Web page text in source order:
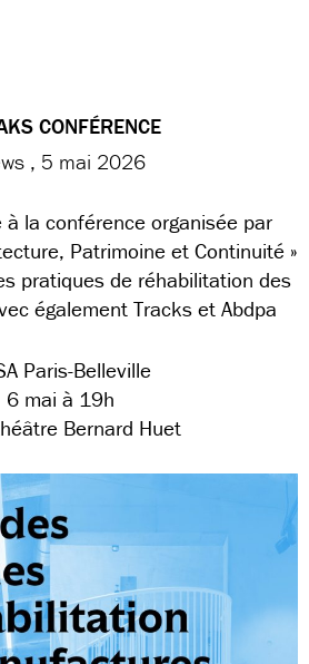
CONFÉRENCE
5 mai 2026
à la conférence organisée par
Patrimoine et Continuité »
pratiques de réhabilitation des
également Tracks et Abdpa
Paris-Belleville
6 mai à 19h
Bernard Huet